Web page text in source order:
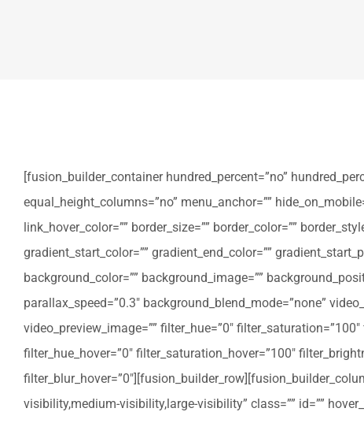
[fusion_builder_container hundred_percent=”no”
equal_height_columns=”no” menu_anchor=””
link_hover_color=”” border_size=”” border_color=””
gradient_start_color=”” gradient_end_color=””
background_color=”” background_image=””
parallax_speed=”0.3″ background_blend_mode=”none”
video_preview_image=”” filter_hue=”0″
filter_hue_hover=”0″ filter_saturation_hover=”100″
visibility,medium-visibility,large-visibility” class=”” id=””